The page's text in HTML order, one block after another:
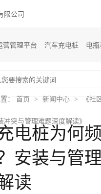
营管理平台 汽车充电桩 电
： 首页 > 新闻中心 > 《社
突与管理难题深度解读》
电桩为何
安装与管
读